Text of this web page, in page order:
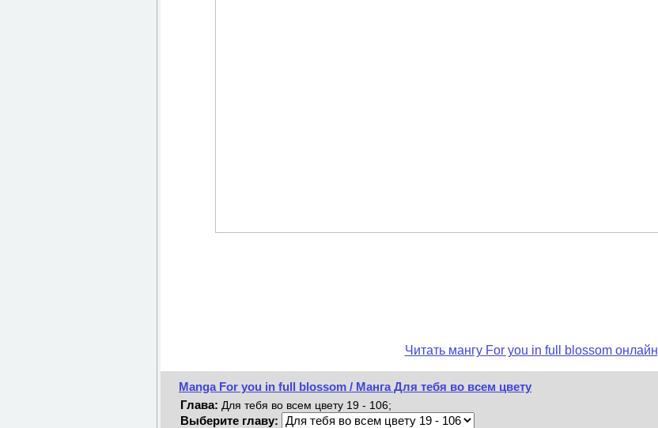
Читать мангу For you in full blossom онлайн
Manga For you in full blossom / Манга Для тебя во всем цвету
Глава: Для тебя во всем цвету 19 - 106;
Выберите главу: